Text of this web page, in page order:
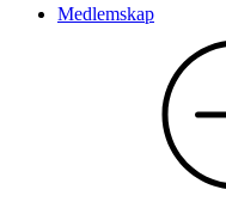
Medlemskap